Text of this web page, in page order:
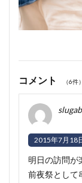
コメント （6件）
2015年7月18
明日の訪問が
前夜祭として